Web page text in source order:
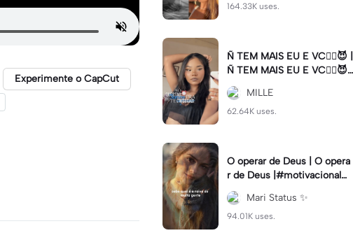
Experimente o CapCut
164.33K uses.
Ñ TEM MAIS EU E VC😮‍💨😈 |
Ñ TEM MAIS EU E VC😮‍💨😈|
#naotemmaiseuevc #letras
dinamica #slow
MILLE
62.64K uses.
O operar de Deus | O opera
r de Deus |#motivacional#
deus#cristao#fe#viral
Mari Status ✨️
94.01K uses.